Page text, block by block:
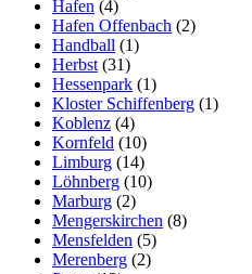
Hafen (4)
Hafen Offenbach (2)
Handball (1)
Herbst (31)
Hessenpark (1)
Kloster Schiffenberg (1)
Koblenz (4)
Kornfeld (10)
Limburg (14)
Löhnberg (10)
Marburg (2)
Mengerskirchen (8)
Mensfelden (5)
Merenberg (2)